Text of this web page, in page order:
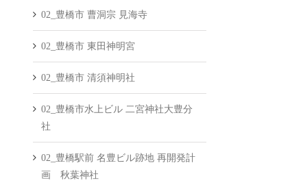
02_豊橋市 曹洞宗 見海寺
02_豊橋市 東田神明宮
02_豊橋市 清須神明社
02_豊橋市水上ビル 二宮神社大豊分
社
02_豊橋駅前 名豊ビル跡地 再開発計
画 秋葉神社